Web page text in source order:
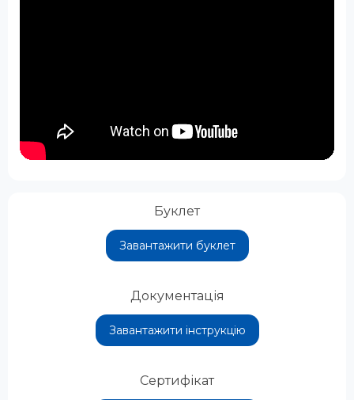
Буклет
Завантажити буклет
Документація
Завантажити інструкцію
Сертифікат